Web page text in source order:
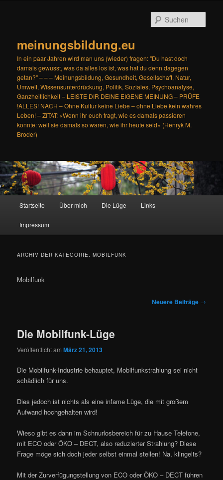
meinungsbildung.eu
In ein paar Jahren wird man uns (wieder) fragen: "Du hast doch
damals gewusst, was da alles los ist, was hat du denn dagegen
getan?" – – – Meinungsbildung, Gesundheit, Gesellschaft, Natur,
Umwelt, Wissensunterdrückung, Politik, Soziales, Psychoanalyse,
Ganzheitlichkeit – LEISTE DIR DEINE EIGENE MEINUNG – PRÜFE
!ALLES! NACH – Ohne Kultur keine Liebe – ohne Liebe kein wahres
Leben! – ZITAT: «Wenn ihr euch fragt, wie es damals passieren
konnte: weil sie damals so waren, wie ihr heute seid» (Henryk M.
Broder)
Startseite Über mich Die Lüge Links
Impressum
ARCHIV DER KATEGORIE:MOBILFUNK
Mobilfunk
Neuere Beiträge →
Die Mobilfunk-Lüge
Veröffentlicht amMärz 21, 2013
Die Mobilfunk-Industrie behauptet, Mobilfunkstrahlung sei nicht
schädlich für uns.
Dies jedoch ist nichts als eine infame Lüge, die mit großem
Aufwand hochgehalten wird!
Wieso gibt es dann im Schnurlosbereich für zu Hause Telefone,
mit ECO oder ÖKO – DECT, also reduzierter Strahlung? Diese
Frage möge sich doch jeder selbst einmal stellen! Na, klingelts?
Mit der Zurverfügungstellung von ECO oder ÖKO – DECT führen